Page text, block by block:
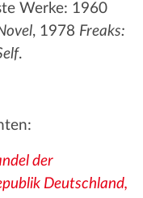
Werke: 1960
, 1978 Freaks:
.
der
Deutschland,